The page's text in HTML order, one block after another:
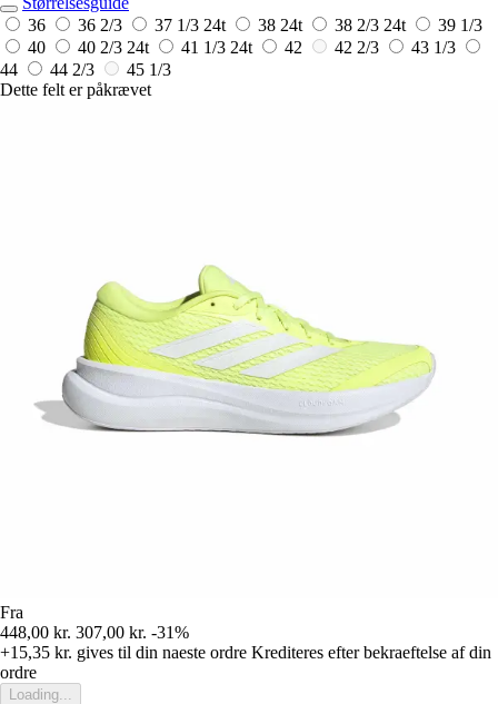
36
36 2/3 37 1/3 24t 38 24t 38 2/3 24t
39 1/3
40
40 2/3 24t 41 1/3 24t 42 42 2/3
43 1/3
44
44 2/3
45 1/3
Dette felt er påkrævet
Fra
448,00 kr. 307,00 kr. -31%
+15,35 kr. gives til din naeste ordre Krediteres efter bekraeftelse af din
ordre
Loading...